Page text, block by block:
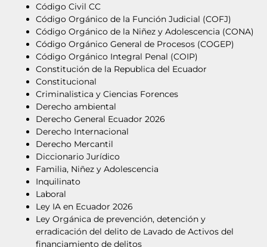
Código Civil CC
Código Orgánico de la Función Judicial (COFJ)
Código Orgánico de la Niñez y Adolescencia (CONA)
Código Orgánico General de Procesos (COGEP)
Código Orgánico Integral Penal (COIP)
Constitución de la Republica del Ecuador
Constitucional
Criminalistica y Ciencias Forences
Derecho ambiental
Derecho General Ecuador 2026
Derecho Internacional
Derecho Mercantil
Diccionario Jurídico
Familia, Niñez y Adolescencia
Inquilinato
Laboral
Ley IA en Ecuador 2026
Ley Orgánica de prevención, detención y
erradicación del delito de Lavado de Activos del
financiamiento de delitos